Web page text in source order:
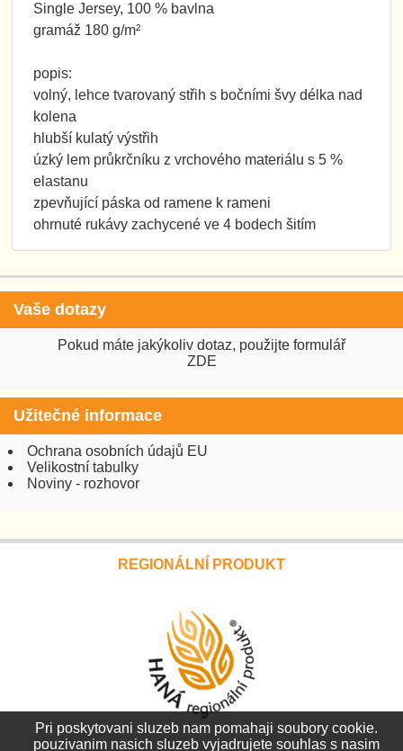
Single Jersey, 100 % bavlna
gramáž 180 g/m²
popis:
volný, lehce tvarovaný střih s bočními švy délka nad
kolena
hlubší kulatý výstřih
úzký lem průkrčníku z vrchového materiálu s 5 %
elastanu
zpevňující páska od ramene k rameni
ohrnuté rukávy zachycené ve 4 bodech šitím
Vaše dotazy
Pokud máte jakýkoliv dotaz, použijte formulář
ZDE
Užitečné informace
Ochrana osobních údajů EU
Velikostní tabulky
Noviny - rozhovor
REGIONÁLNÍ PRODUKT
Pri poskytovani sluzeb nam pomahaji soubory cookie.
pouzivanim nasich sluzeb vyjadrujete souhlas s nasim